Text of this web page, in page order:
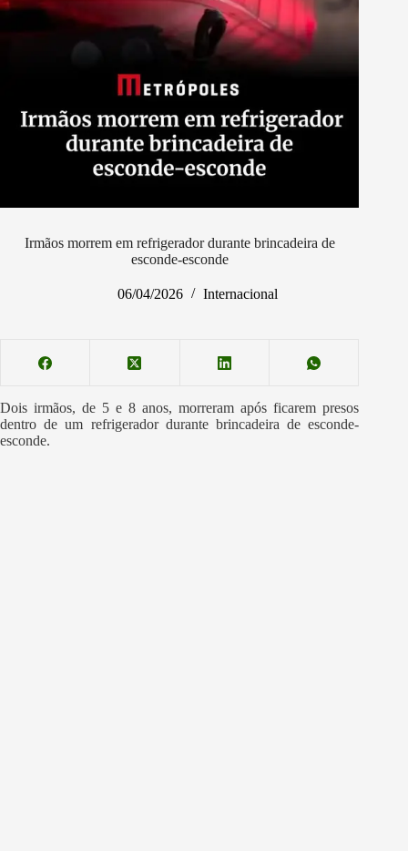
Irmãos morrem em refrigerador durante brincadeira de
esconde-esconde
06/04/2026 Internacional
Dois irmãos, de 5 e 8 anos, morreram após ficarem presos
dentro de um refrigerador durante brincadeira de esconde-
esconde.